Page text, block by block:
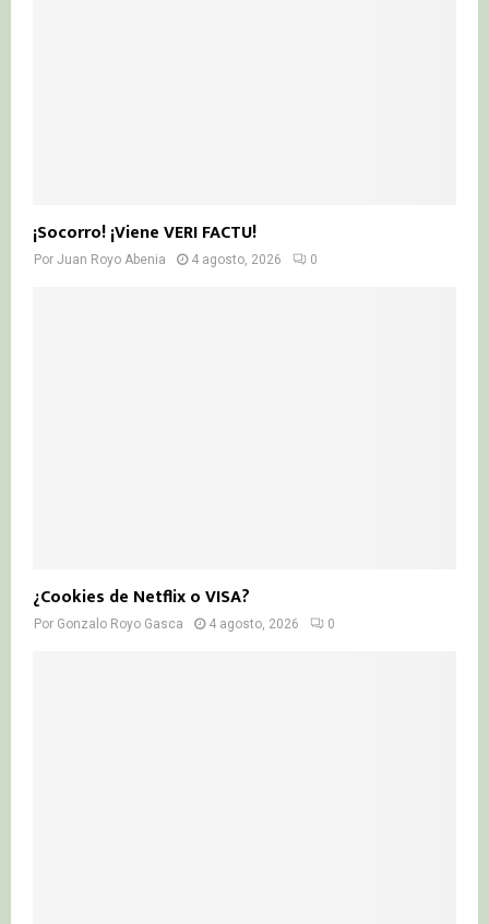
¡Socorro! ¡Viene VERI FACTU!
Por Juan Royo Abenia 4 agosto, 2026 0
¿Cookies de Netflix o VISA?
Por Gonzalo Royo Gasca 4 agosto, 2026 0